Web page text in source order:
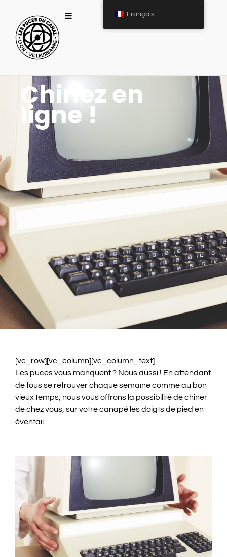
Chinez en
ligne !
[vc_row][vc_column][vc_column_text]
Les puces vous manquent ? Nous aussi ! En attendant
de tous se retrouver chaque semaine comme au bon
vieux temps, nous vous offrons la possibilité de chiner
de chez vous, sur votre canapé les doigts de pied en
éventail.
Français